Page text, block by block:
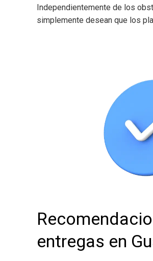
Independientemente de los
simplemente desean que los
entregas en